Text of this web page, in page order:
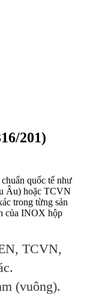
201)
quốc tế như
Âu) hoặc TCVN
trong từng sản
của INOX hộp
TCVN,
(vuông).